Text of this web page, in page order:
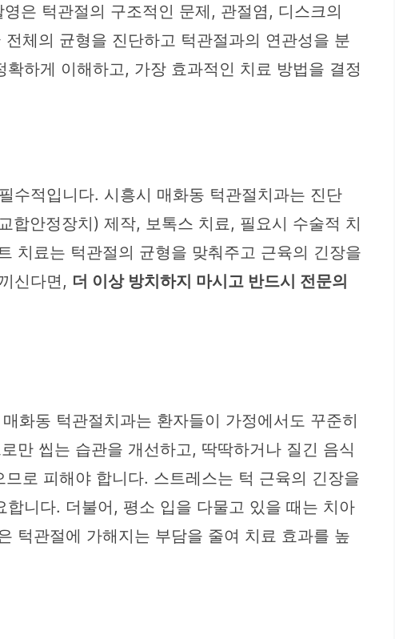
은 턱관절의 구조적인 문제, 관절염, 디스크의
체의 균형을 진단하고 턱관절과의 연관성을 분
하게 이해하고, 가장 효과적인 치료 방법을 결정
수적입니다. 시흥시 매화동 턱관절치과는 진단
합안정장치) 제작, 보톡스 치료, 필요시 수술적 치
치료는 턱관절의 균형을 맞춰주고 근육의 긴장을
신다면, 더 이상 방치하지 마시고 반드시 전문의
화동 턱관절치과는 환자들이 가정에서도 꾸준히
만 씹는 습관을 개선하고, 딱딱하거나 질긴 음식
로 피해야 합니다. 스트레스는 턱 근육의 긴장을
니다. 더불어, 평소 입을 다물고 있을 때는 치아
턱관절에 가해지는 부담을 줄여 치료 효과를 높